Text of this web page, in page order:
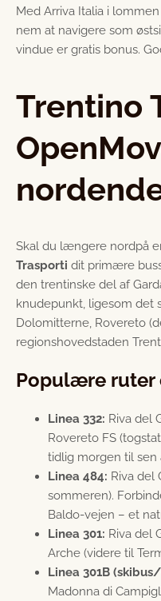
Med Arriva Italia i
nem at navigere som
vindue er gratis bonus.
Trentino
Skal du længere nordpå
Trasporti dit primære
den trentinske del af
knudepunkt, ligesom det
Dolomitterne, Rovereto
regionshovedstaden
Populære ruter
Linea 332: Riva del
Rovereto FS
tidlig morgen til sen
Linea 484: Riva del
sommeren).
Baldo-vejen – et
Linea 301: Riva del
Arche (videre til
Linea 301B
Madonna di